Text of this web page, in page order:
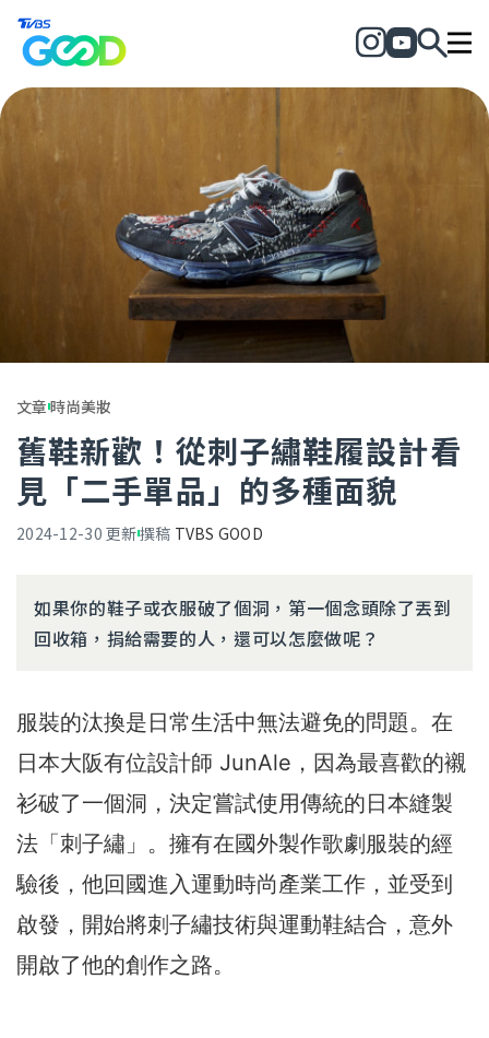
文章時尚美妝
舊鞋新歡！從刺子繡鞋履設計看
見「二手單品」的多種面貌
2024-12-30 更新撰稿 TVBS GOOD
如果你的鞋子或衣服破了個洞，第一個念頭除了丟到
回收箱，捐給需要的人，還可以怎麼做呢？
服裝的汰換是日常生活中無法避免的問題。在
日本大阪有位設計師 JunAle，因為最喜歡的襯
衫破了一個洞，決定嘗試使用傳統的日本縫製
法「刺子繡」。擁有在國外製作歌劇服裝的經
驗後，他回國進入運動時尚產業工作，並受到
啟發，開始將刺子繡技術與運動鞋結合，意外
開啟了他的創作之路。